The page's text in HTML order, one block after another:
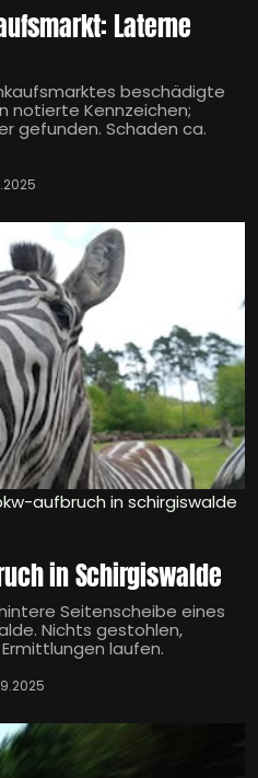
Laterne
beschädigte
notierte Kennzeichen;
gefunden. Schaden ca.
aufbruch in schirgiswalde
in Schirgiswalde
Seitenscheibe eines
Nichts gestohlen,
laufen.